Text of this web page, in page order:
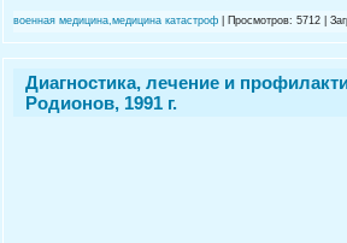
военная медицина,медицина катастроф | Просмотров: 5712 |
Диагностика, лечение и
Родионов, 1991 г.